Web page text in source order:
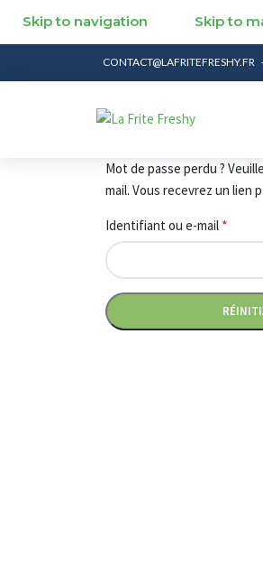
Skip to navigation Skip to
CONTACT@LAFRITEFRESHY.FR
Mot de passe perdu ?
mail. Vous recevrez un lien
Identifiant ou e-mail *